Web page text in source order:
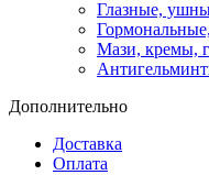
Глазные,
Мази, кремы,
Дополнительно
Доставка
Оплата